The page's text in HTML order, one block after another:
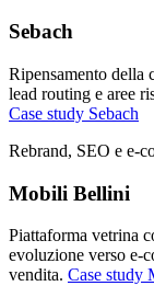
Sebach
Ripensamento della
lead routing e aree
Case study Sebach
Rebrand, SEO e e-
Mobili Bellini
Piattaforma vetrina
evoluzione verso e-
vendita. Case study